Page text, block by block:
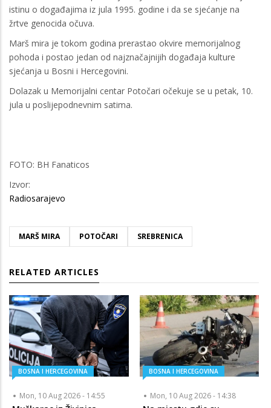
istinu o događajima iz jula 1995. godine i da se sjećanje na
žrtve genocida očuva.
Marš mira je tokom godina prerastao okvire memorijalnog
pohoda i postao jedan od najznačajnijih događaja kulture
sjećanja u Bosni i Hercegovini.
Dolazak u Memorijalni centar Potočari očekuje se u petak, 10.
jula u poslijepodnevnim satima.
FOTO: BH Fanaticos
Izvor:
Radiosarajevo
MARŠ MIRA POTOČARI SREBRENICA
RELATED ARTICLES
BOSNA I HERCEGOVINA
Mon, 10 Aug 2026 - 14:55
BOSNA I HERCEGOVINA
Mon, 10 Aug 2026 - 14:38